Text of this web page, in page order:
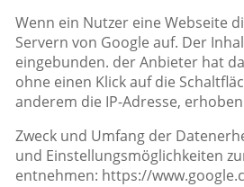
Wenn ein Nutzer eine Webseite
Servern von Google auf. Der
eingebunden. der Anbieter hat
ohne einen Klick auf die
anderem die IP-Adresse,
Zweck und Umfang der
und Einstellungsmöglichkeiten
entnehmen: https://